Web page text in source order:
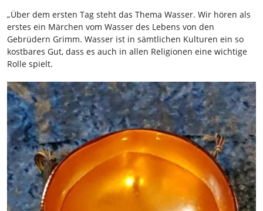
„Über dem ersten Tag steht das Thema Wasser. Wir hören als
erstes ein Märchen vom Wasser des Lebens von den
Gebrüdern Grimm. Wasser ist in sämtlichen Kulturen ein so
kostbares Gut, dass es auch in allen Religionen eine wichtige
Rolle spielt.